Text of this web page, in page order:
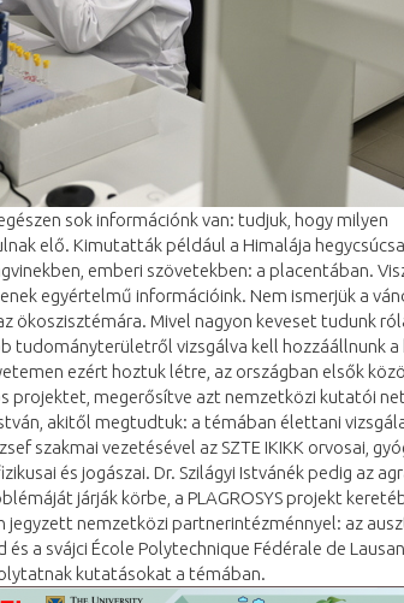
sok információnk van: tudjuk, hogy milyen
elő. Kimutatták például a Himalája
emberi szövetekben: a placentában.
egyértelmű információink. Nem ismerjük a
ökoszisztémára. Mivel nagyon keveset tudunk
tudományterületről vizsgálva kell hozzáállnunk a
ezért hoztuk létre, az országban elsők
projektet, megerősítve azt nemzetközi kutatói
akitől megtudtuk: a témában élettani
szakmai vezetésével az SZTE IKIKK orvosai,
és jogászai. Dr. Szilágyi Istvánék pedig az
járják körbe, a PLAGROSYS projekt
jegyzett nemzetközi partnerintézménnyel: az
a svájci École Polytechnique Fédérale de
kutatásokat a témában.